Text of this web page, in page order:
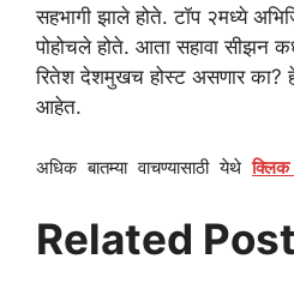
सहभागी झाले होते. टॉप २मध्ये
पोहोचले होते. आता सहावा सीझन
रितेश देशमुखच होस्ट असणार का? हे
आहेत.
अधिक बातम्या वाचण्यासाठी येथे
Related